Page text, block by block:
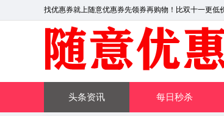
找优惠券就上随意优惠券先领券再购物！比双十一更低
头条资讯 每日秒杀